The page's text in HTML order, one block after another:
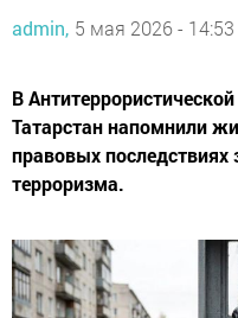
admin, 5 мая 2026 - 14:53
В
Татарстан напомнили
правовых
терроризма.